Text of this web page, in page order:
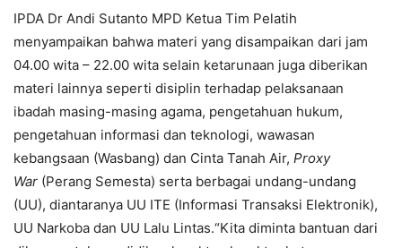
IPDA Dr Andi Sutanto MPD Ketua Tim Pelatih
menyampaikan bahwa materi yang disampaikan dari jam
04.00 wita – 22.00 wita selain ketarunaan juga diberikan
materi lainnya seperti disiplin terhadap pelaksanaan
ibadah masing-masing agama, pengetahuan hukum,
pengetahuan informasi dan teknologi, wawasan
kebangsaan (Wasbang) dan Cinta Tanah Air, Proxy
War (Perang Semesta) serta berbagai undang-undang
(UU), diantaranya UU ITE (Informasi Transaksi Elektronik),
UU Narkoba dan UU Lalu Lintas.“Kita diminta bantuan dari